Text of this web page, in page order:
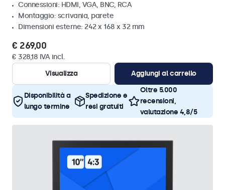
Connessioni: HDMI, VGA, BNC, RCA
Montaggio: scrivania, parete
Dimensioni esterne: 242 x 168 x 32 mm
€ 269,00
€ 328,18 IVA incl.
Visualizza
Aggiungi al carrello
Disponibilità a
lungo termine
Spedizione e
resi gratuiti
Oltre 5.000
recensioni,
valutazione 4,8/5